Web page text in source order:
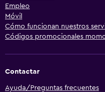
Empleo
Móvil
Cómo funcionan nuestros
Códigos promocionales
Contactar
Ayuda/Preguntas frecuentes